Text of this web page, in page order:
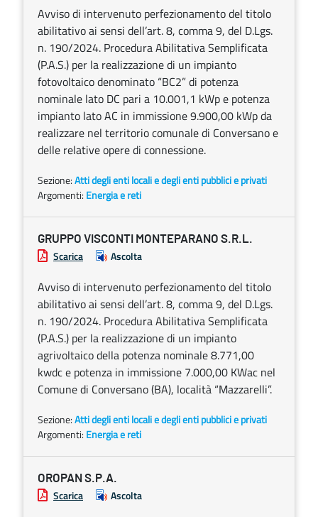
Avviso di intervenuto perfezionamento del titolo
abilitativo ai sensi dell’art. 8, comma 9, del D.Lgs.
n. 190/2024. Procedura Abilitativa Semplificata
(P.A.S.) per la realizzazione di un impianto
fotovoltaico denominato “BC2” di potenza
nominale lato DC pari a 10.001,1 kWp e potenza
impianto lato AC in immissione 9.900,00 kWp da
realizzare nel territorio comunale di Conversano e
delle relative opere di connessione.
Sezione:Atti degli enti locali e degli enti pubblici e privati
Argomenti: Energia e reti
GRUPPO VISCONTI MONTEPARANO S.R.L.
Scarica Ascolta
Avviso di intervenuto perfezionamento del titolo
abilitativo ai sensi dell’art. 8, comma 9, del D.Lgs.
n. 190/2024. Procedura Abilitativa Semplificata
(P.A.S.) per la realizzazione di un impianto
agrivoltaico della potenza nominale 8.771,00
kwdc e potenza in immissione 7.000,00 KWac nel
Comune di Conversano (BA), località “Mazzarelli”.
Sezione:Atti degli enti locali e degli enti pubblici e privati
Argomenti: Energia e reti
OROPAN S.P.A.
Scarica Ascolta